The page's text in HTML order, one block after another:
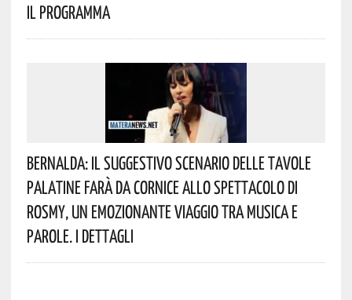
Il Programma
Bernalda: Il Suggestivo Scenario Delle Tavole
Palatine Farà Da Cornice Allo Spettacolo Di
Rosmy, Un Emozionante Viaggio Tra Musica E
Parole. I Dettagli